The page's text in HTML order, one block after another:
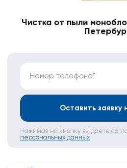
Чистка от пыли
Номер телефона*
Оставить заявку
Нажимая на кнопку вы даете
персональных данных